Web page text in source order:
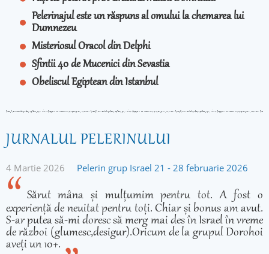
Pelerinajul este un răspuns al omului la chemarea lui
Dumnezeu
Misteriosul Oracol din Delphi
Sfintii 40 de Mucenici din Sevastia
Obeliscul Egiptean din Istanbul
JURNALUL PELERINULUI
4 Martie 2026 Pelerin grup Israel 21 - 28 februarie 2026
Sărut mâna și mulțumim pentru tot. A fost o
experiență de neuitat pentru toți. Chiar și bonus am avut.
S-ar putea să-mi doresc să merg mai des în Israel în vreme
de război (glumesc,desigur).Oricum de la grupul Dorohoi
aveți un 10+.